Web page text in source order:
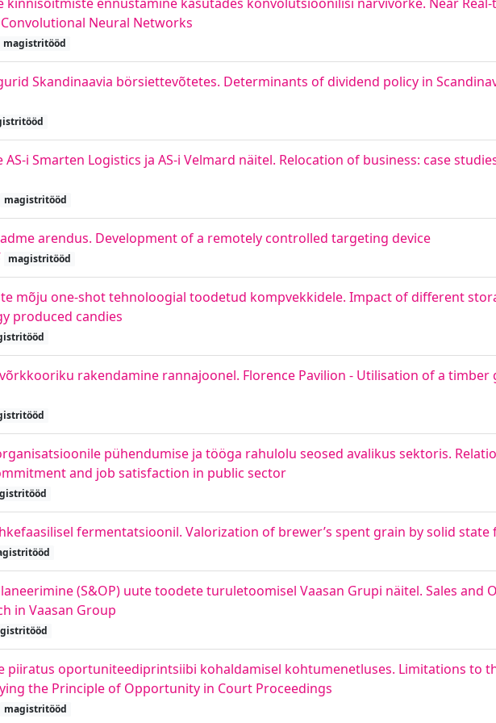
Neural Networks
magistritööd
Skandinaavia börsiettevõtetes. Determinants of dividend policy in
i Smarten Logistics ja AS-i Velmard näitel. Relocation of business: case
magistritööd
arendus. Development of a remotely controlled targeting device
magistritööd
mõju one-shot tehnoloogial toodetud kompvekkidele. Impact of different
produced candies
rakendamine rannajoonel. Florence Pavilion - Utilisation of a
pühendumise ja tööga rahulolu seosed avalikus sektoris.
and job satisfaction in public sector
fermentatsioonil. Valorization of brewer’s spent grain by solid
(S&OP) uute toodete turuletoomisel Vaasan Grupi näitel. Sales and
in Vaasan Group
piiratus oportuniteediprintsiibi kohaldamisel kohtumenetluses. Limitations to
the Principle of Opportunity in Court Proceedings
magistritööd